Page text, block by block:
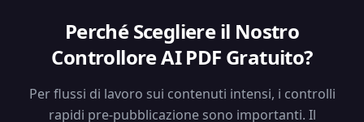
Perché Scegliere il Nostro
Controllore AI PDF Gratuito?
Per flussi di lavoro sui contenuti intensi, i controlli
rapidi pre-pubblicazione sono importanti. Il